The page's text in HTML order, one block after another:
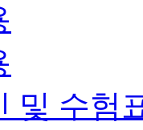
및 수험